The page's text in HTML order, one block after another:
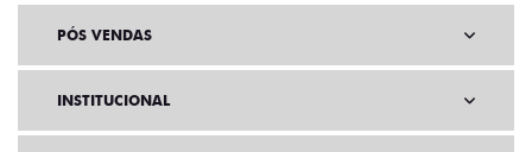
PÓS VENDAS
INSTITUCIONAL